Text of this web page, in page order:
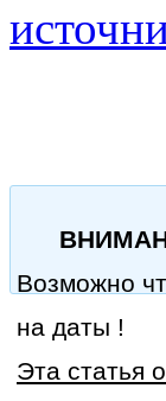
Возможно
на даты !
Эта статья